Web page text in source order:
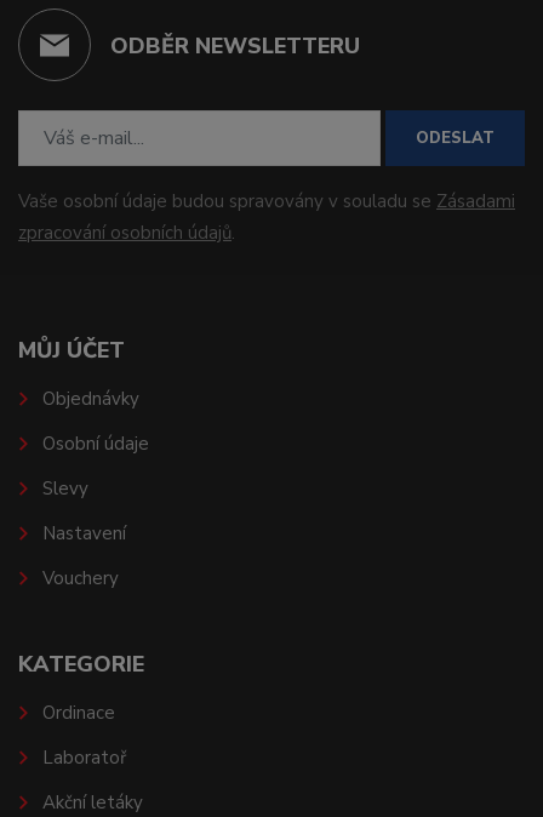
ODBĚR NEWSLETTERU
ODESLAT
Vaše osobní údaje budou spravovány v souladu se Zásadami
zpracování osobních údajů.
MŮJ ÚČET
Objednávky
Osobní údaje
Slevy
Nastavení
Vouchery
KATEGORIE
Ordinace
Laboratoř
Akční letáky